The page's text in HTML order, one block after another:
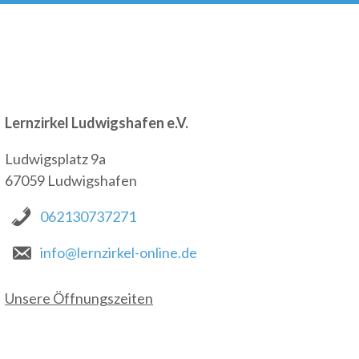
Lernzirkel Ludwigshafen e.V.
Ludwigsplatz 9a
67059 Ludwigshafen
062130737271
info@lernzirkel-online.de
Unsere Öffnungszeiten